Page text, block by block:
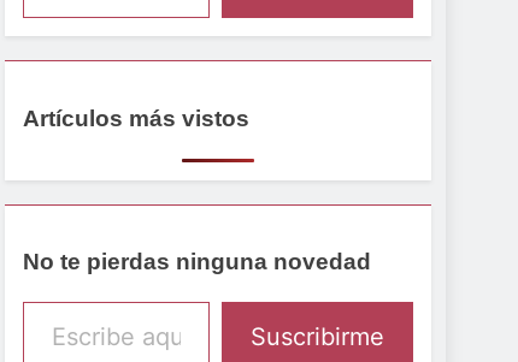
Artículos más vistos
No te pierdas ninguna novedad
Escribe aquí tu email
Suscribirme